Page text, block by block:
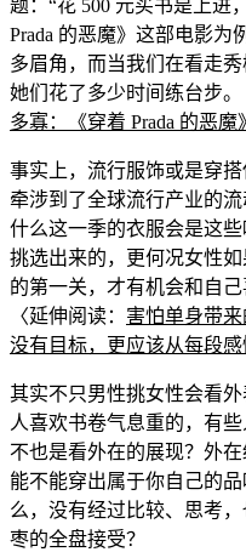
题：“花 500 元买书是 上进
Prada 的恶魔》这部电影
多眉角，而当我们在看走
她们花了多少时间练台步
多寡：《穿着 Prada 的恶魔
事实上，流行服饰或是穿
牵涉到了全球流行产业的
什么这一季的衣服会是这
挑选出来的，更何况女性
的第一关，才有机会和自
〈延伸阅读： 害怕单身带
没有目标，更应该从每段
其实不只男性挑女性会看
人喜欢书卷气息重的，有
不也是看外在的展现？外
能不能穿出属于你自己的
么，没有经过比较、思考
枣的全盘接受？